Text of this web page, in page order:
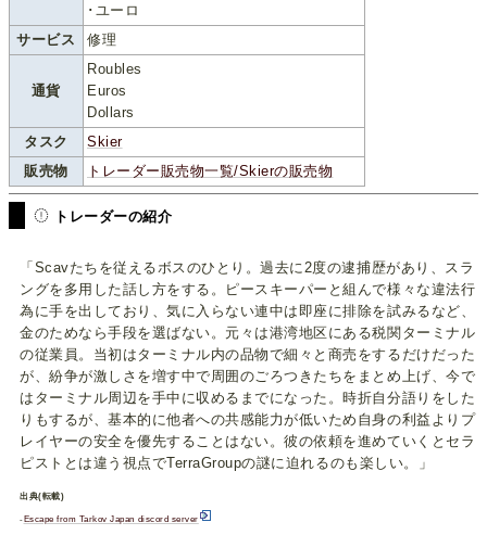
･ユーロ
サービス
修理
通貨
Roubles
Euros
Dollars
タスク
Skier
販売物
トレーダー販売物一覧/Skierの販売物
トレーダーの紹介
「Scavたちを従えるボスのひとり。過去に2度の逮捕歴があり、スラ
ングを多用した話し方をする。ピースキーパーと組んで様々な違法行
為に手を出しており、気に入らない連中は即座に排除を試みるなど、
金のためなら手段を選ばない。元々は港湾地区にある税関ターミナル
の従業員。当初はターミナル内の品物で細々と商売をするだけだった
が、紛争が激しさを増す中で周囲のごろつきたちをまとめ上げ、今で
はターミナル周辺を手中に収めるまでになった。時折自分語りをした
りもするが、基本的に他者への共感能力が低いため自身の利益よりプ
レイヤーの安全を優先することはない。彼の依頼を進めていくとセラ
ピストとは違う視点でTerraGroupの謎に迫れるのも楽しい。」
出典(転載)
- Escape from Tarkov Japan discord server